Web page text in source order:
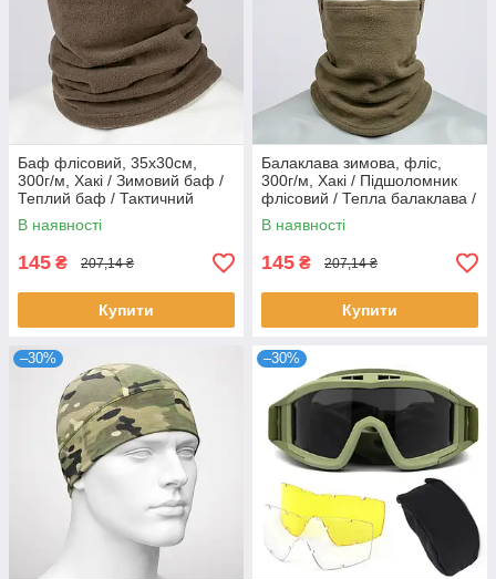
Баф флісовий, 35х30см,
300г/м, Хакі / Зимовий баф /
Теплий баф / Тактичний
шарф-труба
В наявності
145 ₴ 207,14 ₴
Купити
Балаклава зимова, фліс,
300г/м, Хакі / Підшоломник
флісовий / Тепла балаклава /
Балаклава флісова
В наявності
145 ₴ 207,14 ₴
Купити
–30% –30%